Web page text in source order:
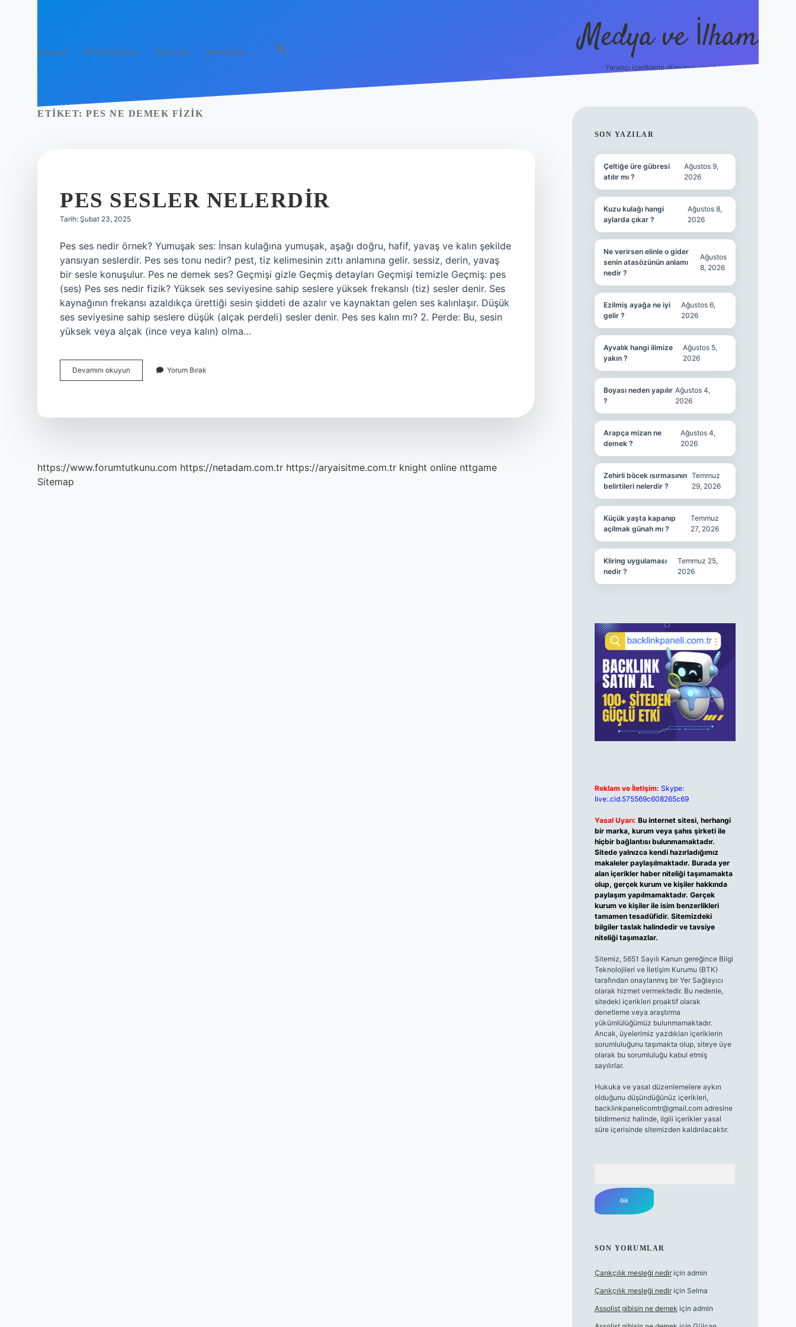
Anasayfa Gizlilik Politikası Yasal Uyarı Hakkımızda Medya ve İlham
Yaratıcı içeriklerle dünyaya yeni bakış!
ETIKET: PES NE DEMEK FIZIK
PES SESLER NELERDIR
Tarih: Şubat 23, 2025
Pes ses nedir örnek? Yumuşak ses: İnsan kulağına yumuşak, aşağı doğru, hafif, yavaş ve kalın şekilde
yansıyan seslerdir. Pes ses tonu nedir? pest, tiz kelimesinin zıttı anlamına gelir. sessiz, derin, yavaş
bir sesle konuşulur. Pes ne demek ses? Geçmişi gizle Geçmiş detayları Geçmişi temizle Geçmiş: pes
(ses) Pes ses nedir fizik? Yüksek ses seviyesine sahip seslere yüksek frekanslı (tiz) sesler denir. Ses
kaynağının frekansı azaldıkça ürettiği sesin şiddeti de azalır ve kaynaktan gelen ses kalınlaşır. Düşük
ses seviyesine sahip seslere düşük (alçak perdeli) sesler denir. Pes ses kalın mı? 2. Perde: Bu, sesin
yüksek veya alçak (ince veya kalın) olma…
Devamını okuyun
Sesler
Yorum Bırak
https://www.forumtutkunu.com https://netadam.com.tr https://aryaisitme.com.tr knight online nttgame
Sitemap
SIDEBAR
SON YAZILAR
Çeltiğe üre gübresi
atılır mı ?
Ağustos 9,
2026
Kuzu kulağı hangi
aylarda çıkar ?
Ağustos 8,
2026
Ne verirsen elinle o gider
senin atasözünün anlamı
nedir ?
Ağustos
8, 2026
Ezilmiş ayağa ne iyi
gelir ?
Ağustos 6,
2026
Ayvalık hangi ilimize
yakın ?
Ağustos 5,
2026
Boyası neden yapılır
?
Ağustos 4,
2026
Arapça mizan ne
demek ?
Ağustos 4,
2026
Zehirli böcek ısırmasının
belirtileri nelerdir ?
Temmuz
29, 2026
Küçük yaşta kapanıp
açilmak günah mı ?
Temmuz
27, 2026
Kliring uygulaması
nedir ?
Temmuz 25,
2026
Reklam ve İletişim: Skype:
live:.cid.575569c608265c69
Yasal Uyarı: Bu internet sitesi, herhangi
bir marka, kurum veya şahıs şirketi ile
hiçbir bağlantısı bulunmamaktadır.
Sitede yalnızca kendi hazırladığımız
makaleler paylaşılmaktadır. Burada yer
alan içerikler haber niteliği taşımamakta
olup, gerçek kurum ve kişiler hakkında
paylaşım yapılmamaktadır. Gerçek
kurum ve kişiler ile isim benzerlikleri
tamamen tesadüfidir. Sitemizdeki
bilgiler taslak halindedir ve tavsiye
niteliği taşımazlar.
Sitemiz, 5651 Sayılı Kanun gereğince Bilgi
Teknolojileri ve İletişim Kurumu (BTK)
tarafından onaylanmış bir Yer Sağlayıcı
olarak hizmet vermektedir. Bu nedenle,
sitedeki içerikleri proaktif olarak
denetleme veya araştırma
yükümlülüğümüz bulunmamaktadır.
Ancak, üyelerimiz yazdıkları içeriklerin
sorumluluğunu taşımakta olup, siteye üye
olarak bu sorumluluğu kabul etmiş
sayılırlar.
Hukuka ve yasal düzenlemelere aykırı
olduğunu düşündüğünüz içerikleri,
backlinkpanelicomtr@gmail.comadresine
bildirmeniz halinde, ilgili içerikler yasal
süre içerisinde sitemizden kaldırılacaktır.
SON YORUMLAR
Çarıkçılık mesleği nediriçin admin
Çarıkçılık mesleği nediriçin Selma
Assolist gibisin ne demek için admin
https://ilbet.online/ grandoperabet giriş